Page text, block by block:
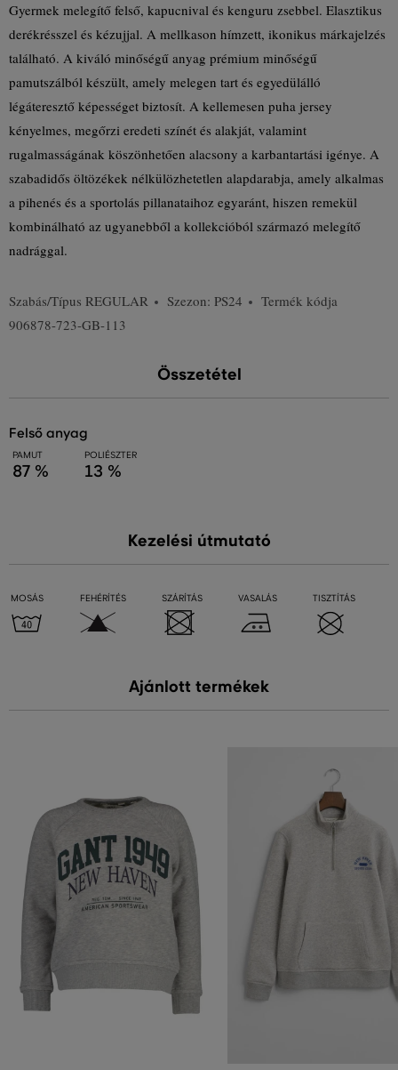
Gyermek melegítő felső, kapucnival és kenguru zsebbel. Elasztikus
derékrésszel és kézujjal. A mellkason hímzett, ikonikus márkajelzés
található. A kiváló minőségű anyag prémium minőségű
pamutszálból készült, amely melegen tart és egyedülálló
légáteresztő képességet biztosít. A kellemesen puha jersey
kényelmes, megőrzi eredeti színét és alakját, valamint
rugalmasságának köszönhetően alacsony a karbantartási igénye. A
szabadidős öltözékek nélkülözhetetlen alapdarabja, amely alkalmas
a pihenés és a sportolás pillanataihoz egyaránt, hiszen remekül
kombinálható az ugyanebből a kollekcióból származó melegítő
nadrággal.
Szabás/Típus REGULAR Szezon: PS24
Termék kódja
906878-723-GB-113
Összetétel
felső anyag
PAMUT
87 %
POLIÉSZTER
13 %
Kezelési útmutató
MOSÁS FEHÉRÍTÉS SZÁRÍTÁS VASALÁS TISZTÍTÁS
Ajánlott termékek